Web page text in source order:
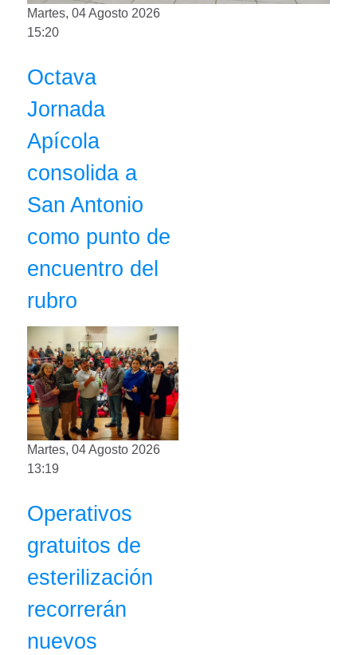
Martes, 04 Agosto 2026
15:20
Octava
Jornada
Apícola
consolida a
San Antonio
como punto de
encuentro del
rubro
Martes, 04 Agosto 2026
13:19
Operativos
gratuitos de
esterilización
recorrerán
nuevos